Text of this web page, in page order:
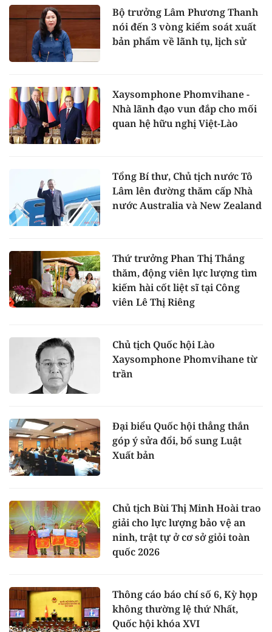
Bộ trưởng Lâm Phương Thanh
nói đến 3 vòng kiểm soát xuất
bản phẩm về lãnh tụ, lịch sử
Xaysomphone Phomvihane -
Nhà lãnh đạo vun đắp cho mối
quan hệ hữu nghị Việt-Lào
Tổng Bí thư, Chủ tịch nước Tô
Lâm lên đường thăm cấp Nhà
nước Australia và New Zealand
Thứ trưởng Phan Thị Thắng
thăm, động viên lực lượng tìm
kiếm hài cốt liệt sĩ tại Công
viên Lê Thị Riêng
Chủ tịch Quốc hội Lào
Xaysomphone Phomvihane từ
trần
Đại biểu Quốc hội thẳng thắn
góp ý sửa đổi, bổ sung Luật
Xuất bản
Chủ tịch Bùi Thị Minh Hoài trao
giải cho lực lượng bảo vệ an
ninh, trật tự ở cơ sở giỏi toàn
quốc 2026
Thông cáo báo chí số 6, Kỳ họp
không thường lệ thứ Nhất,
Quốc hội khóa XVI